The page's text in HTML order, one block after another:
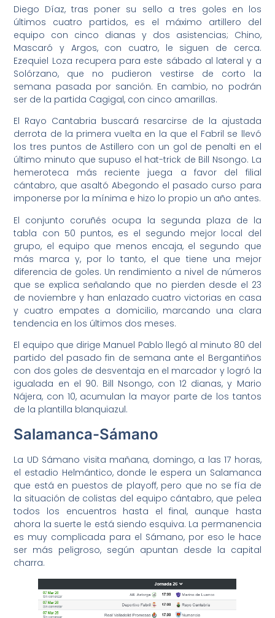
Diego Díaz, tras poner su sello a tres goles en los
últimos cuatro partidos, es el máximo artillero del
equipo con cinco dianas y dos asistencias; Chino,
Mascaró y Argos, con cuatro, le siguen de cerca.
Ezequiel Loza recupera para este sábado al lateral y a
Solórzano, que no pudieron vestirse de corto la
semana pasada por sanción. En cambio, no podrán
ser de la partida Cagigal, con cinco amarillas.
El Rayo Cantabria buscará resarcirse de la ajustada
derrota de la primera vuelta en la que el Fabril se llevó
los tres puntos de Astillero con un gol de penalti en el
último minuto que supuso el hat-trick de Bill Nsongo. La
hemeroteca más reciente juega a favor del filial
cántabro, que asaltó Abegondo el pasado curso para
imponerse por la mínima e hizo lo propio un año antes.
El conjunto coruñés ocupa la segunda plaza de la
tabla con 50 puntos, es el segundo mejor local del
grupo, el equipo que menos encaja, el segundo que
más marca y, por lo tanto, el que tiene una mejor
diferencia de goles. Un rendimiento a nivel de números
que se explica señalando que no pierden desde el 23
de noviembre y han enlazado cuatro victorias en casa
y cuatro empates a domicilio, marcando una clara
tendencia en los últimos dos meses.
El equipo que dirige Manuel Pablo llegó al minuto 80 del
partido del pasado fin de semana ante el Bergantiños
con dos goles de desventaja en el marcador y logró la
igualada en el 90. Bill Nsongo, con 12 dianas, y Mario
Nájera, con 10, acumulan la mayor parte de los tantos
de la plantilla blanquiazul.
Salamanca-Sámano
La UD Sámano visita mañana, domingo, a las 17 horas,
el estadio Helmántico, donde le espera un Salamanca
que está en puestos de playoff, pero que no se fía de
la situación de colistas del equipo cántabro, que pelea
todos los encuentros hasta el final, aunque hasta
ahora la suerte le está siendo esquiva. La permanencia
es muy complicada para el Sámano, por eso le hace
ser más peligroso, según apuntan desde la capital
charra.